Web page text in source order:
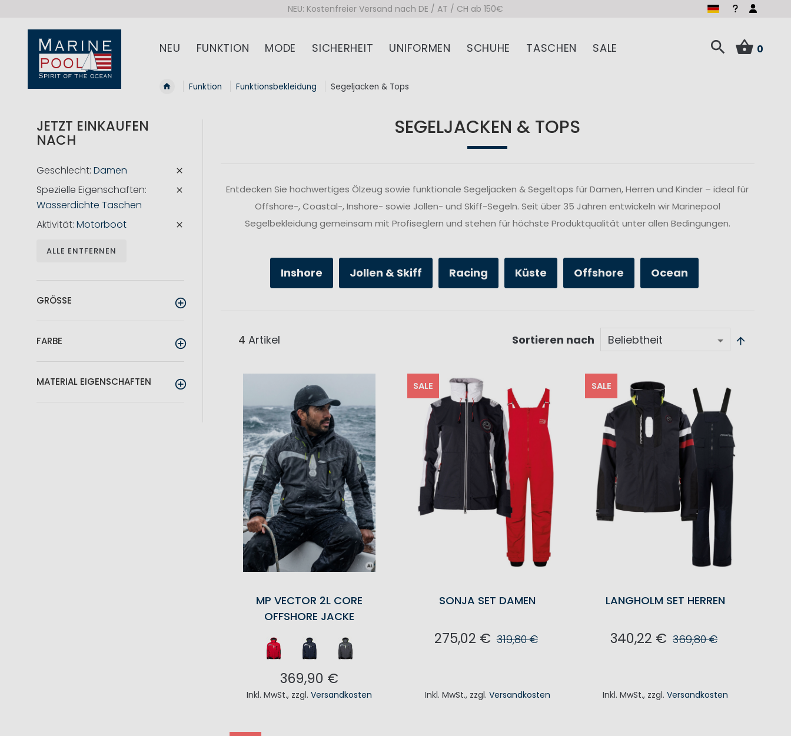
NEU: Kostenfreier Versand nach DE / AT / CH ab 150€
NEU FUNKTION MODE SICHERHEIT UNIFORMEN SCHUHE TASCHEN SALE 0
Funktion Funktionsbekleidung Segeljacken & Tops
SEGELJACKEN & TOPS
Entdecken Sie hochwertiges Ölzeug sowie funktionale Segeljacken & Segeltops für Damen, Herren und Kinder – ideal für
Offshore-, Coastal-, Inshore- sowie Jollen- und Skiff-Segeln. Seit über 35 Jahren entwickeln wir Marinepool
Segelbekleidung gemeinsam mit Profiseglern und stehen für höchste Produktqualität unter allen Bedingungen.
Inshore Jollen & Skiff Racing Küste Offshore Ocean
4 Artikel Sortieren nach
MP VECTOR 2L CORE
OFFSHORE JACKE
369,90 €
Inkl. MwSt., zzgl.Versandkosten
SALE
SONJA SET DAMEN
275,02 € 319,80 €
Inkl. MwSt., zzgl. Versandkosten
SALE
LANGHOLM SET HERREN
340,22 € 369,80 €
Inkl. MwSt., zzgl.Versandkosten
JETZT EINKAUFEN
NACH
Geschlecht Damen
Spezielle Eigenschaften
Wasserdichte Taschen
Aktivität Motorboot
ALLE ENTFERNEN
GRÖSSE
FARBE
MATERIAL EIGENSCHAFTEN